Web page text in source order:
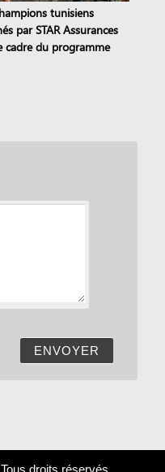
tunisiens
par STAR Assurances
cadre du programme
ENVOYER